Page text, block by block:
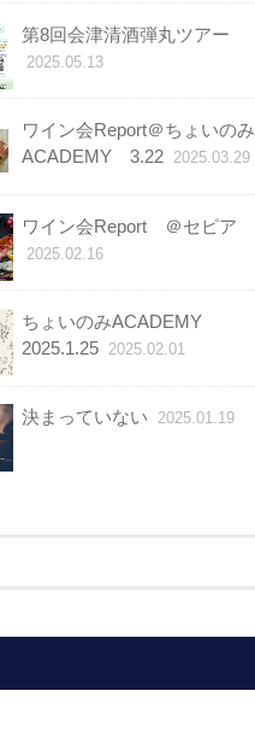
第8回会津清酒弾丸ツアー
2025.05.13
ワイン会Report＠ちょいのみ
ACADEMY 3.22 2025.03.29
ワイン会Report ＠セピア
2025.02.16
ちょいのみACADEMY
2025.1.25 2025.02.01
決まっていない 2025.01.19